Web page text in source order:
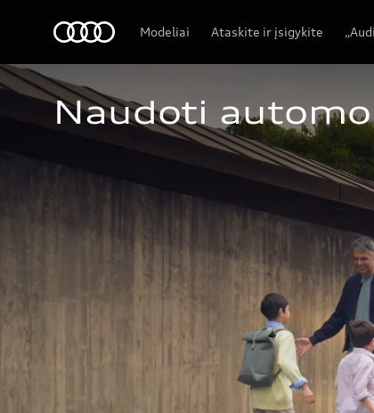
Modeliai Ataskite ir įsigykite
Naudoti